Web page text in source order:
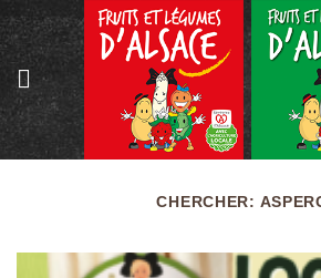
Passer
au
contenu
CHERCHER: